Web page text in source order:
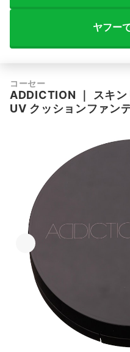
ヤフー
コーセー
ADDICTION ｜
スキ
UV クッションファン